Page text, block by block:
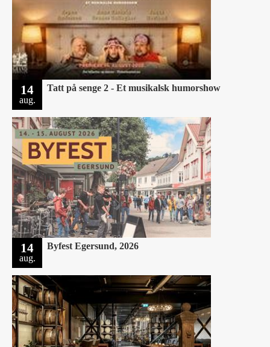
14
aug.
Tatt på senge 2 - Et musikalsk humorshow
14
aug.
Byfest Egersund, 2026